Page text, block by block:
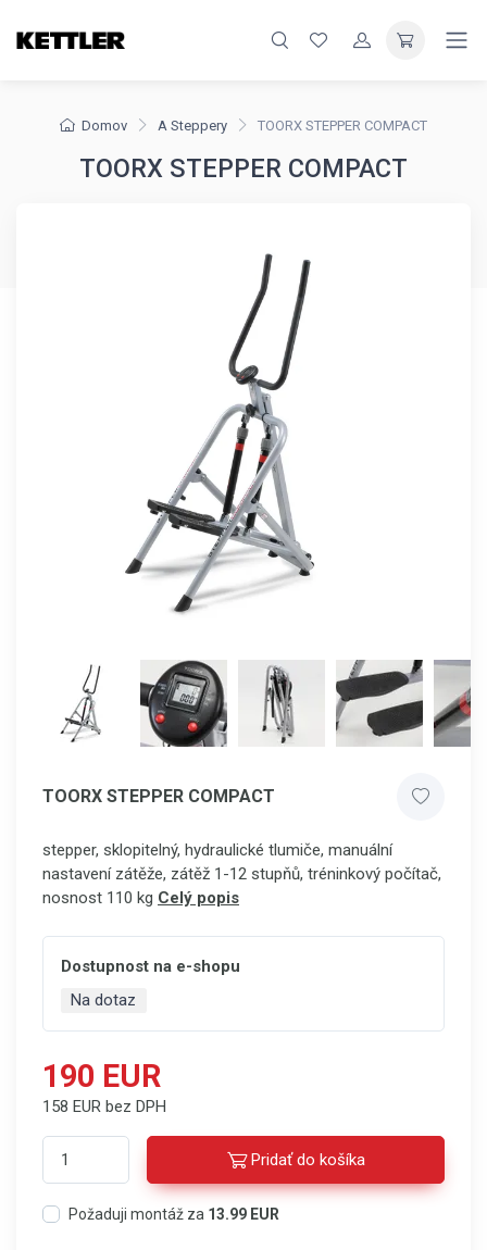
Domov A Steppery TOORX STEPPER COMPACT
TOORX STEPPER COMPACT
TOORX STEPPER COMPACT
stepper, sklopitelný, hydraulické tlumiče, manuální
nastavení zátěže, zátěž 1-12 stupňů, tréninkový počítač,
nosnost 110 kg Celý popis
Dostupnost na e-shopu
Na dotaz
190 EUR
158 EUR bez DPH
Pridať do košíka
Požaduji montáž za 13.99 EUR